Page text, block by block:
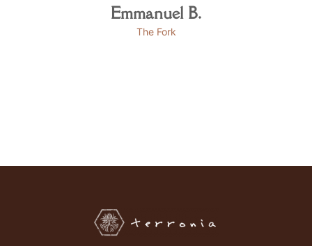
Emmanuel B.
The Fork